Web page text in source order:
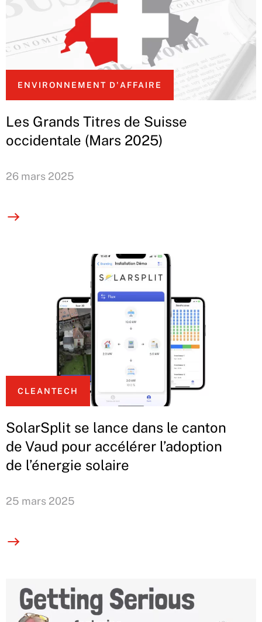
ENVIRONNEMENT D'AFFAIRE
Les Grands Titres de Suisse
occidentale (Mars 2025)
26 mars 2025
CLEANTECH
SolarSplit se lance dans le canton
de Vaud pour accélérer l’adoption
de l’énergie solaire
25 mars 2025